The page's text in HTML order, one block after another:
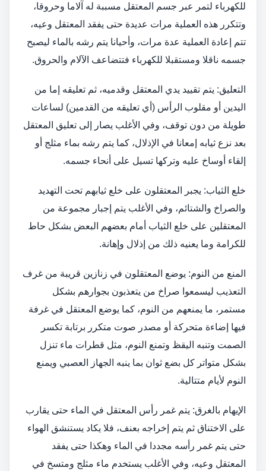
للكهرباء لتمر عبر جسم المعتقل مسببة له آلاما وحروقا،
وتتكرر هذه العملية مرات عديدة حتى يفقد المعتقل وعيه،
تتم إعادة العملية عدة مرات، وأحيانا يتم رشه بالماء ليصبح
جسمه ناقلا ومستقبلا للكهرباء فتتضاعف الآلام والحروق.
التعليق: يتم تقييد يدي المعتقل وقدميه، ثم تعليقه إما من
اليدين أو مقلوب الرأس (أي تعليقه من القدمين) لساعات
طويلة من دون توقف، وفي الأغلب يصار إلى تعليق المعتقل
بعد نزع ثيابه إمعانا في الإذلال، كما يتم رشه بماء مثلج أو
إلقاء أوساخ عليه وتركها تسيل على أنحاء جسمه.
خلع الثياب: يجبر المعتقلون على خلع ثيابهم تحت التهديد
والصراخ والشتائم، وفي الأغلب يتم إجبار مجموعة من
المعتقلين على خلع الثياب أمام بعضهم البعض بشكل حاط
للكرامة وما يعنيه ذلك من إذلال وإهانة.
المنع من النوم: يوضع المعتقلون في زنازين قريبة من غرف
التعذيب ليسمعوا صراخ من يتعذبون بجوارهم بشكل
مستمر، ما يمنعهم من النوم، كما يوضع المعتقل في غرفة
فيها إضاءة متحركة أو مصدر صوت متكرر برتابة تكسر
الصمت وتنبه اليقظ وتمنع النوم، مثل قطرات ماء تنزل
بشكل متواتر كل بضع ثوان بما ينبه الجهاز العصبي ويمنع
النوم لأيام متتالية.
الإيهام بالغرق: يتم غمر رأس المعتقل في الماء حتى يقارب
على الاختناق ثم يتم إخراجه بعنف، فلا يكاد يستنشق الهواء
حتى يتم غمر رأسه مجددا في الماء وهكذا حتى يفقد
المعتقل وعيه، وفي الأغلب يستخدم ماء مثلج ومتسخ في